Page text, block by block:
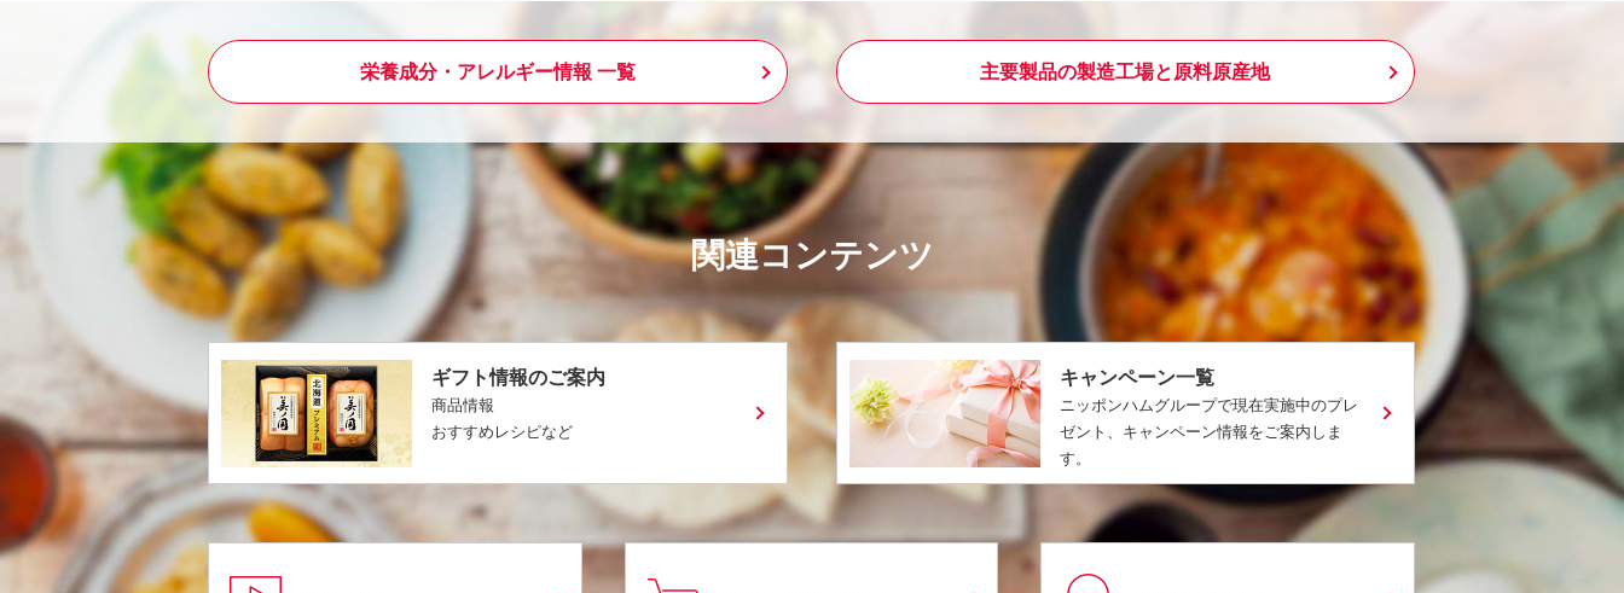
栄養成分・アレルギー情報 一覧 主要製品の製造工場と原料原産地
関連コンテンツ
ギフト情報のご案内
商品情報
おすすめレシピなど
キャンペーン一覧
ニッポンハムグループで現在実施中のプレ
ゼント、キャンペーン情報をご案内しま
す。